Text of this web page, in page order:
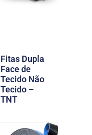
Fitas Dupla
Face de
Tecido Não
Tecido –
TNT